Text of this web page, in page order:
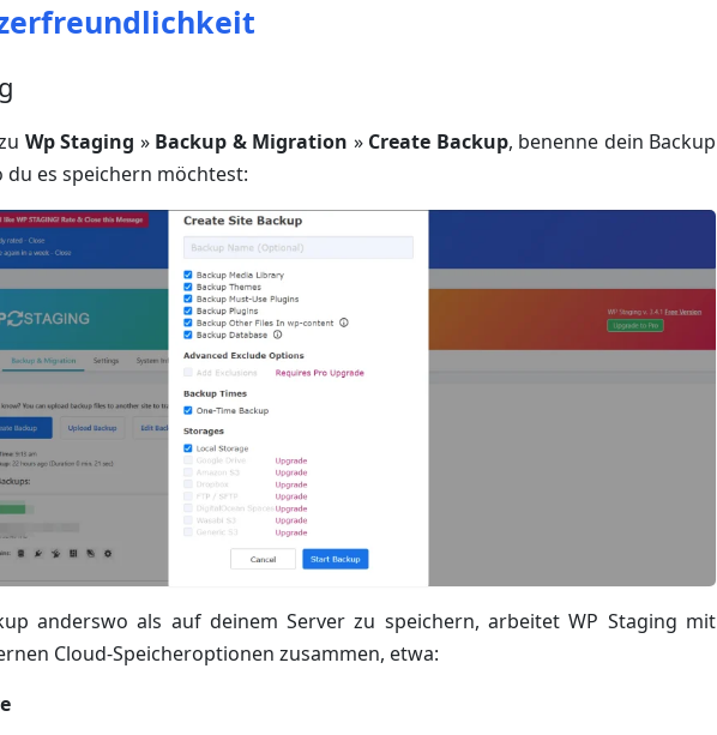
Wp Staging » Backup & Migration » Create Backup, benenne dein Backup
du es speichern möchtest:
anderswo als auf deinem Server zu speichern, arbeitet WP Staging mit
Cloud-Speicheroptionen zusammen, etwa: